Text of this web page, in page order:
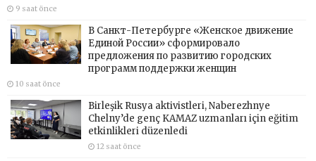
9 saat önce
В Санкт-Петербурге «Женское движение
Единой России» сформировало
предложения по развитию городских
программ поддержки женщин
10 saat önce
Birleşik Rusya aktivistleri, Naberezhnye
Chelny’de genç KAMAZ uzmanları için eğitim
etkinlikleri düzenledi
12 saat önce